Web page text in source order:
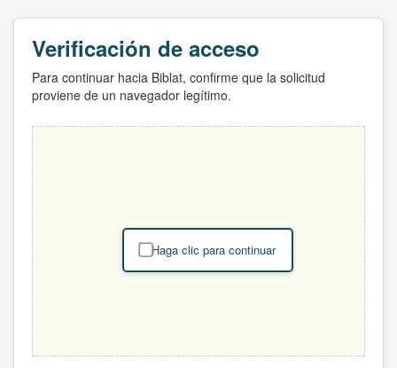
Verificación de acceso
Para continuar hacia Biblat, confirme que la solicitud
proviene de un navegador legítimo.
Haga clic para continuar